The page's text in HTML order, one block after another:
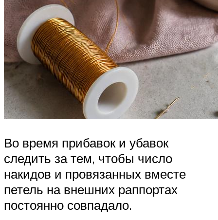
Во время прибавок и убавок
следить за тем, чтобы число
накидов и провязанных вместе
петель на внешних раппортах
постоянно совпадало.